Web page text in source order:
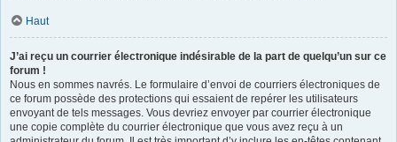
Haut
J’ai reçu un courrier électronique indésirable de la part de quelqu’un sur ce
forum !
Nous en sommes navrés. Le formulaire d’envoi de courriers électroniques de
ce forum possède des protections qui essaient de repérer les utilisateurs
envoyant de tels messages. Vous devriez envoyer par courrier électronique
une copie complète du courrier électronique que vous avez reçu à un